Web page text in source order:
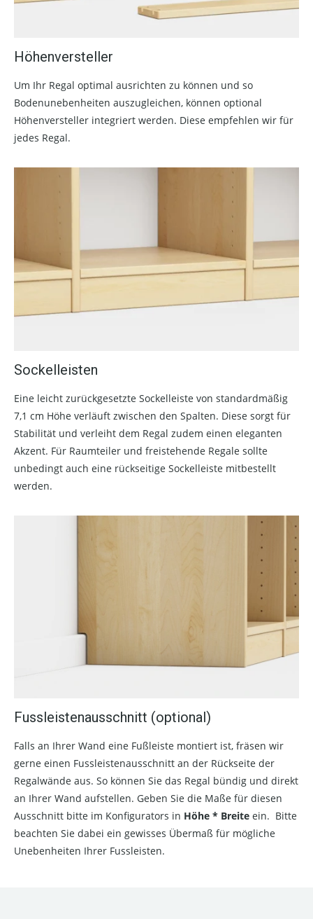
Höhenversteller
Um Ihr Regal optimal ausrichten zu können und so
Bodenunebenheiten auszugleichen, können optional
Höhenversteller integriert werden. Diese empfehlen wir für
jedes Regal.
Sockelleisten
Eine leicht zurückgesetzte Sockelleiste von standardmäßig
7,1 cm Höhe verläuft zwischen den Spalten. Diese sorgt für
Stabilität und verleiht dem Regal zudem einen eleganten
Akzent. Für Raumteiler und freistehende Regale sollte
unbedingt auch eine rückseitige Sockelleiste mitbestellt
werden.
Fussleistenausschnitt (optional)
Falls an Ihrer Wand eine Fußleiste montiert ist, fräsen wir
gerne einen Fussleistenausschnitt an der Rückseite der
Regalwände aus. So können Sie das Regal bündig und direkt
an Ihrer Wand aufstellen. Geben Sie die Maße für diesen
Ausschnitt bitte im Konfigurators in Höhe * Breite ein. Bitte
beachten Sie dabei ein gewisses Übermaß für mögliche
Unebenheiten Ihrer Fussleisten.